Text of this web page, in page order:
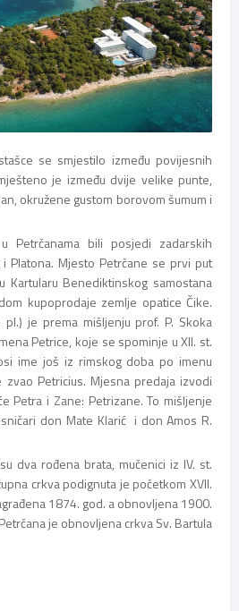
se smjestilo između povijesnih
je između dvije velike punte,
okružene gustom borovom šumum i
Petrčanama bili posjedi zadarskih
Platona. Mjesto Petrčane se prvi put
Kartularu Benediktinskog samostana
kupoprodaje zemlje opatice Čike.
pl.) je prema mišljenju prof. P. Skoka
Petrice, koje se spominje u XII. st.
ime još iz rimskog doba po imenu
Petricius. Mjesna predaja izvodi
Petra i Zane: Petrizane. To mišljenje
don Mate Klarić i don Amos R.
dva rođena brata, mučenici iz IV. st.
crkva podignuta je početkom XVII.
1874. god. a obnovljena 1900.
je obnovljena crkva Sv. Bartula